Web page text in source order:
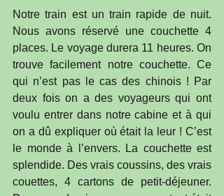
Notre train est un train rapide de nuit.
Nous avons réservé une couchette 4
places. Le voyage durera 11 heures. On
trouve facilement notre couchette. Ce
qui n’est pas le cas des chinois ! Par
deux fois on a des voyageurs qui ont
voulu entrer dans notre cabine et à qui
on a dû expliquer où était la leur ! C’est
le monde à l’envers. La couchette est
splendide. Des vrais coussins, des vrais
couettes, 4 cartons de petit-déjeuner.